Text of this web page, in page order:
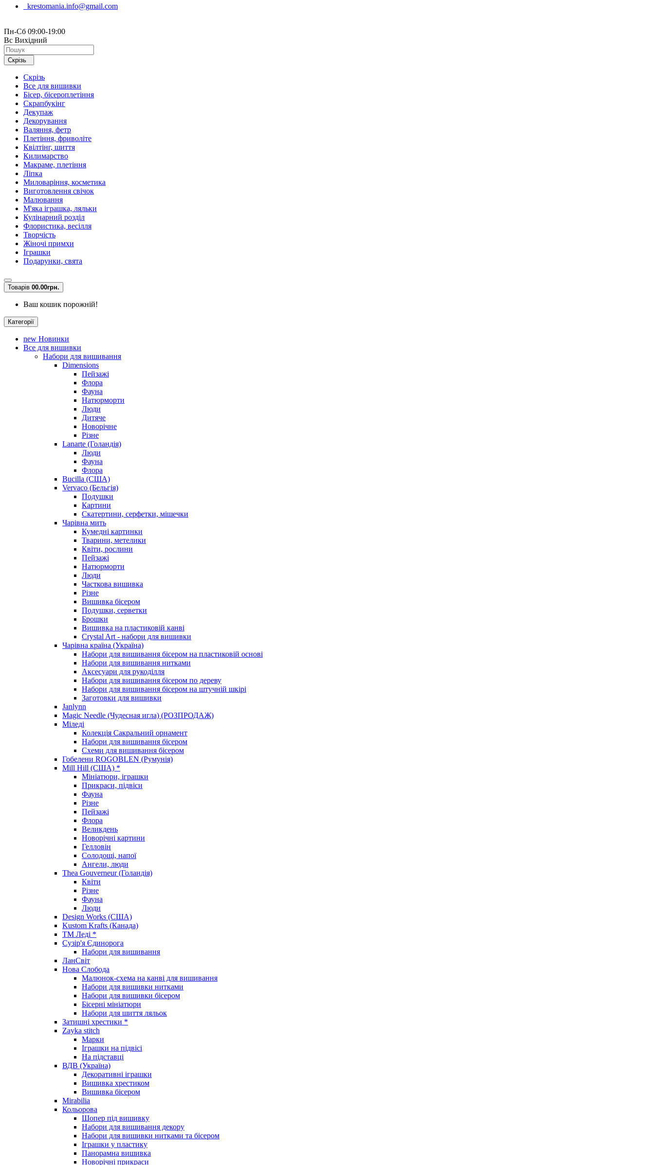
krestomania.info@gmail.com
Пн-Сб 09:00-19:00
Вс Вихідний
Скрізь
Скрізь
Все для вишивки
Бісер, бісероплетіння
Скрапбукінг
Декупаж
Декорування
Валяння, фетр
Плетіння, фриволіте
Квілтінг, шиття
Килимарство
Макраме, плетіння
Ліпка
Миловаріння, косметика
Виготовлення свічок
Малювання
М'яка іграшка, ляльки
Кулінарний розділ
Флористика, весілля
Творчість
Жіночі примхи
Іграшки
Подарунки, свята
Товарів 00.00грн.
Ваш кошик порожній!
Категорії
new Новинки
Все для вишивки
Набори для вишивання
Dimensions
Пейзажі
Флора
Фауна
Натюрморти
Люди
Дитяче
Новорічне
Різне
Lanarte (Голандія)
Люди
Фауна
Флора
Bucilla (США)
Vervaco (Бельгія)
Подушки
Картини
Скатертини, серфетки, мішечки
Чарiвна мить
Кумедні картинки
Тварини, метелики
Квіти, рослини
Пейзажі
Натюрморти
Люди
Часткова вишивка
Різне
Вишивка бісером
Подушки, серветки
Брошки
Вишивка на пластиковій канві
Crystal Art - набори для вишивки
Чарівна країна (Україна)
Набори для вишивання бісером на пластиковій основі
Набори для вишивання нитками
Аксесуари для рукоділля
Набори для вишивання бісером по дереву
Набори для вишивання бісером на штучній шкірі
Заготовки для вишивки
Janlynn
Magic Needle (Чудесная игла) (РОЗПРОДАЖ)
Міледі
Колекція Сакральний орнамент
Набори для вишивання бісером
Схеми для вишивання бісером
Гобелени ROGOBLEN (Румунія)
Mill Hill (США) *
Мініатюри, іграшки
Прикраси, підвіси
Фауна
Різне
Пейзажі
Флора
Великдень
Новорічні картини
Гелловін
Солодощі, напої
Ангели, люди
Thea Gouverneur (Голандія)
Квіти
Різне
Фауна
Люди
Design Works (США)
Kustom Krafts (Канада)
ТМ Леді *
Сузір'я Єдинорога
Набори для вишивання
ЛанСвіт
Нова Слобода
Малюнок-схема на канві для вишивання
Набори для вишивки нитками
Набори для вишивки бісером
Бісерні мініатюри
Набори для шиття ляльок
Затишні хрестики *
Zayka stitch
Марки
Іграшки на підвісі
На підставці
ВДВ (Україна)
Декоративні іграшки
Вишивка хрестиком
Вишивка бісером
Mirabilia
Кольорова
Шопер під вишивку
Набори для вишивання декору
Набори для вишивки нитками та бісером
Іграшки у пластику
Панорамна вишивка
Новорічні прикраси